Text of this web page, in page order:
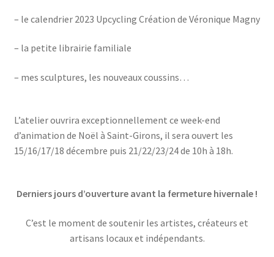
– le calendrier 2023 Upcycling Création de Véronique Magny
– la petite librairie familiale
– mes sculptures, les nouveaux coussins…
L’atelier ouvrira exceptionnellement ce week-end
d’animation de Noël à Saint-Girons, il sera ouvert les
15/16/17/18 décembre puis 21/22/23/24 de 10h à 18h.
Derniers jours d’ouverture avant la fermeture hivernale !
C’est le moment de soutenir les artistes, créateurs et
artisans locaux et indépendants.